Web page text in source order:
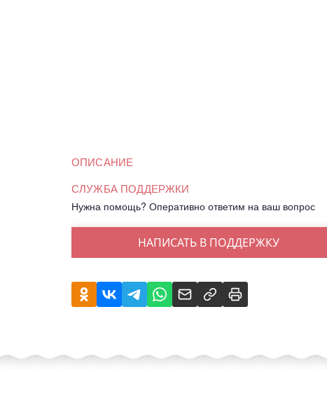
ОПИСАНИЕ
СЛУЖБА ПОДДЕРЖКИ
Нужна помощь? Оперативно ответим на ваш вопрос
НАПИСАТЬ В ПОДДЕРЖКУ